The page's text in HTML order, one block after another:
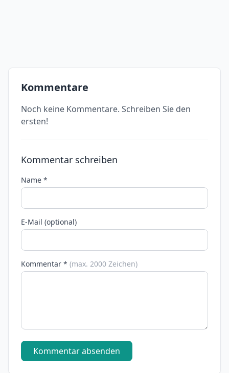
Kommentare
Noch keine Kommentare. Schreiben Sie den
ersten!
Kommentar schreiben
Name *
E-Mail (optional)
Kommentar * (max. 2000 Zeichen)
Kommentar absenden